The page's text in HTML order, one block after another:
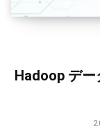
Hadoop デ